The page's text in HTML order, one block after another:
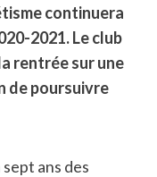
continuera
2021. Le club
rentrée sur une
de poursuivre
ans des